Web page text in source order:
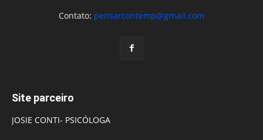
Contato: pensarcontemp@gmail.com
Site parceiro
JOSIE CONTI- PSICÓLOGA